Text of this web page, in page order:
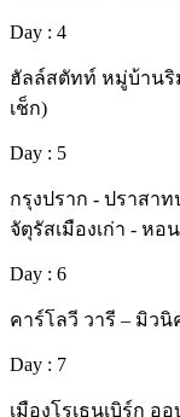
Day : 4
ฮัลล์สตัทท์ หมู่บ้านริ
เช็ก)
Day : 5
กรุงปราก - ปราสา
จัตุรัสเมืองเก่า - หอ
Day : 6
คาร์โลวี วารี – มิว
Day : 7
เมืองโรเธนเบิร์ก อ